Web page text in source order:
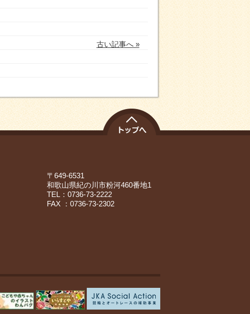
古い記事へ »
〒649-6531
和歌山県紀の川市粉河460番地1
TEL：0736-73-2222
FAX ：0736-73-2302